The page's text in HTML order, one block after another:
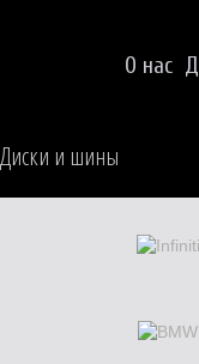
О нас
Диски и шины